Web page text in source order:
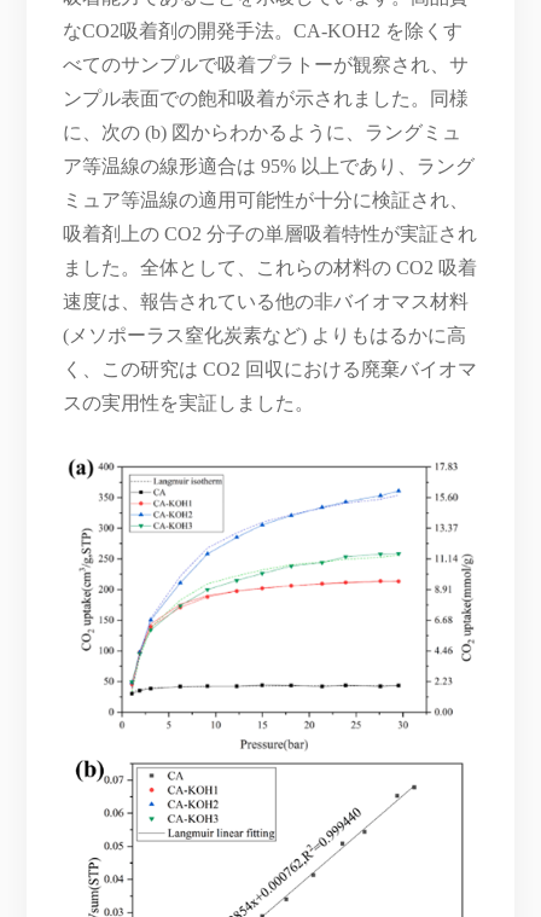
なCO2吸着剤の開発手法。CA-KOH2 を除くす
べてのサンプルで吸着プラトーが観察され、サ
ンプル表面での飽和吸着が示されました。同様
に、次の (b) 図からわかるように、ラングミュ
ア等温線の線形適合は 95% 以上であり、ラング
ミュア等温線の適用可能性が十分に検証され、
吸着剤上の CO2 分子の単層吸着特性が実証され
ました。全体として、これらの材料の CO2 吸着
速度は、報告されている他の非バイオマス材料
(メソポーラス窒化炭素など) よりもはるかに高
く、この研究は CO2 回収における廃棄バイオマ
スの実用性を実証しました。